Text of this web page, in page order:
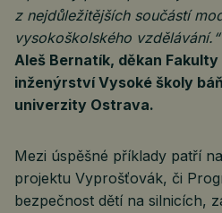
z nejdůležitějších součástí
vysokoškolského vzdělávání.“
Aleš Bernatík, děkan
inženýrství Vysoké školy
univerzity Ostrava.
Mezi úspěšné příklady patří
projektu Vyprošťovák, či
bezpečnost dětí na silnicích,